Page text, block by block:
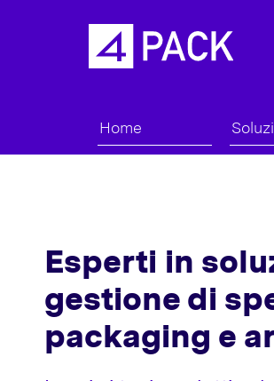
Home
Esperti in
gestione di
packaging e